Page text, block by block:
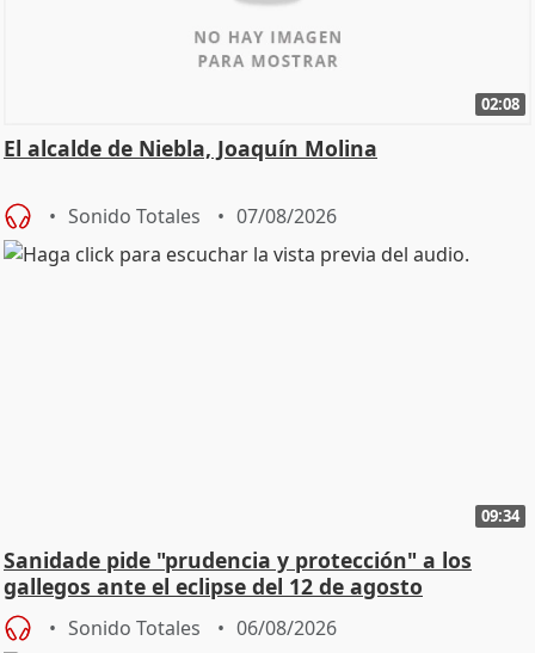
02:08
El alcalde de Niebla, Joaquín Molina
Sonido Totales 07/08/2026
09:34
Sanidade pide "prudencia y protección" a los
gallegos ante el eclipse del 12 de agosto
Sonido Totales 06/08/2026